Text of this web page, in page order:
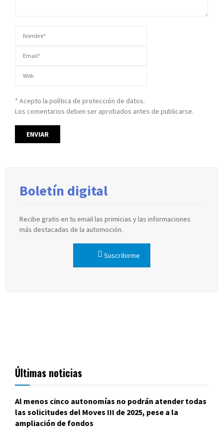
* Acepto la política de protección de datos.
Los comentarios deben ser aprobados antes de publicarse.
Boletín digital
Recibe gratis en tu email las primicias y las informaciones
más destacadas de la automoción.
Suscribirme
Últimas noticias
Al menos cinco autonomías no podrán atender todas
las solicitudes del Moves III de 2025, pese a la
ampliación de fondos